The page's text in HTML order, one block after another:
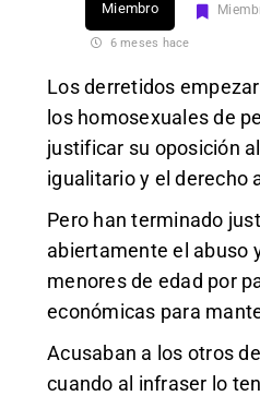
Miembro
6 meses hace
Los derretidos
los homosexuales de
justificar su oposición
igualitario y el derecho
Pero han terminado
abiertamente el abuso
menores de edad por
económicas para
Acusaban a los otros
cuando al infraser lo